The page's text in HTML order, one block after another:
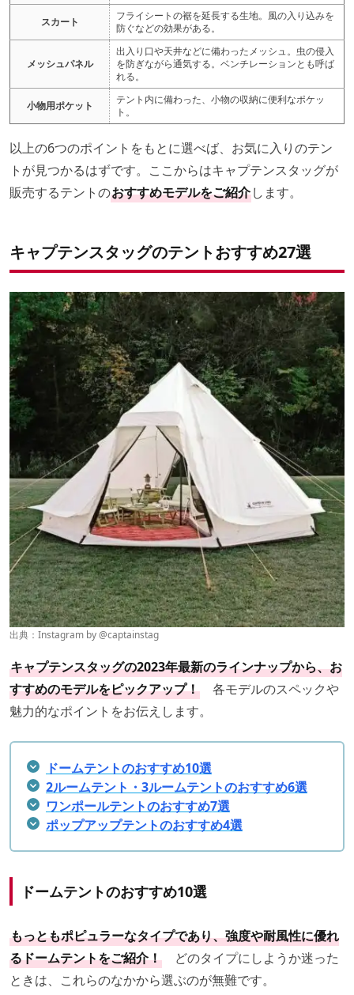
スカート
フライシートの裾を延長する生地。風の入り込みを
防ぐなどの効果がある。
メッシュパネル
出入り口や天井などに備わったメッシュ。虫の侵入
を防ぎながら通気する。ベンチレーションとも呼ば
れる。
小物用ポケット
テント内に備わった、小物の収納に便利なポケッ
ト。
以上の6つのポイントをもとに選べば、お気に入りのテン
トが見つかるはずです。ここからはキャプテンスタッグが
販売するテントのおすすめモデルをご紹介します。
キャプテンスタッグのテントおすすめ27選
出典：Instagram by@captainstag
キャプテンスタッグの2023年最新のラインナップから、お
すすめのモデルをピックアップ！ 各モデルのスペックや
魅力的なポイントをお伝えします。
ドームテントのおすすめ10選
2ルームテント・3ルームテントのおすすめ6選
ワンポールテントのおすすめ7選
ポップアップテントのおすすめ4選
ドームテントのおすすめ10選
もっともポピュラーなタイプであり、強度や耐風性に優れ
るドームテントをご紹介！ どのタイプにしようか迷った
ときは、これらのなかから選ぶのが無難です。